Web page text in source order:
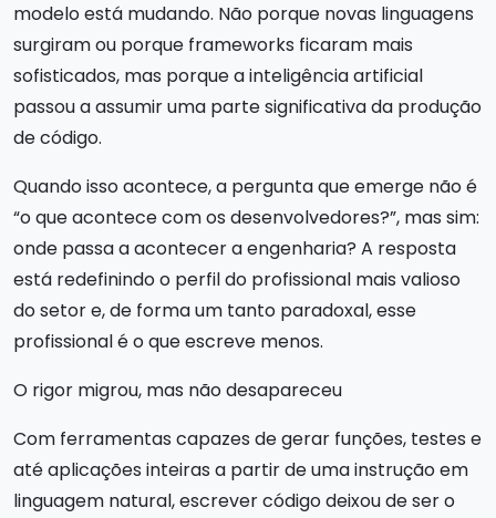
modelo está mudando. Não porque novas linguagens
surgiram ou porque frameworks ficaram mais
sofisticados, mas porque a inteligência artificial
passou a assumir uma parte significativa da produção
de código.
Quando isso acontece, a pergunta que emerge não é
“o que acontece com os desenvolvedores?”, mas sim:
onde passa a acontecer a engenharia? A resposta
está redefinindo o perfil do profissional mais valioso
do setor e, de forma um tanto paradoxal, esse
profissional é o que escreve menos.
O rigor migrou, mas não desapareceu
Com ferramentas capazes de gerar funções, testes e
até aplicações inteiras a partir de uma instrução em
linguagem natural, escrever código deixou de ser o